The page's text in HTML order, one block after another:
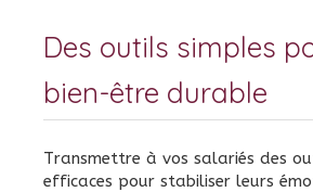
Des outils simples
bien-être durable
Transmettre à vos salariés des
efficaces pour stabiliser leurs